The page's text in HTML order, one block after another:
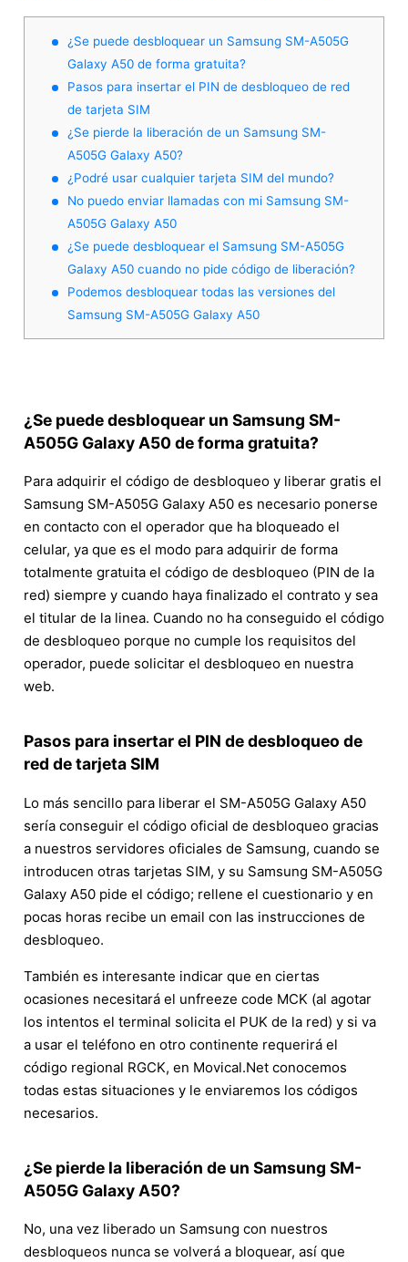
¿Se puede desbloquear un Samsung SM-A505G
Galaxy A50 de forma gratuita?
Pasos para insertar el PIN de desbloqueo de red
de tarjeta SIM
¿Se pierde la liberación de un Samsung SM-
A505G Galaxy A50?
¿Podré usar cualquier tarjeta SIM del mundo?
No puedo enviar llamadas con mi Samsung SM-
A505G Galaxy A50
¿Se puede desbloquear el Samsung SM-A505G
Galaxy A50 cuando no pide código de liberación?
Podemos desbloquear todas las versiones del
Samsung SM-A505G Galaxy A50
¿Se puede desbloquear un Samsung SM-
A505G Galaxy A50 de forma gratuita?
Para adquirir el código de desbloqueo y liberar gratis el
Samsung SM-A505G Galaxy A50 es necesario ponerse
en contacto con el operador que ha bloqueado el
celular, ya que es el modo para adquirir de forma
totalmente gratuita el código de desbloqueo (PIN de la
red) siempre y cuando haya finalizado el contrato y sea
el titular de la linea. Cuando no ha conseguido el código
de desbloqueo porque no cumple los requisitos del
operador, puede solicitar el desbloqueo en nuestra
web.
Pasos para insertar el PIN de desbloqueo de
red de tarjeta SIM
Lo más sencillo para liberar el SM-A505G Galaxy A50
sería conseguir el código oficial de desbloqueo gracias
a nuestros servidores oficiales de Samsung, cuando se
introducen otras tarjetas SIM, y su Samsung SM-A505G
Galaxy A50 pide el código; rellene el cuestionario y en
pocas horas recibe un email con las instrucciones de
desbloqueo.
También es interesante indicar que en ciertas
ocasiones necesitará el unfreeze code MCK (al agotar
los intentos el terminal solicita el PUK de la red) y si va
a usar el teléfono en otro continente requerirá el
código regional RGCK, en Movical.Net conocemos
todas estas situaciones y le enviaremos los códigos
necesarios.
¿Se pierde la liberación de un Samsung SM-
A505G Galaxy A50?
No, una vez liberado un Samsung con nuestros
desbloqueos nunca se volverá a bloquear, así que